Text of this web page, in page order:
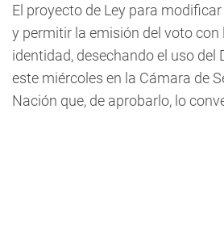
El proyecto de Ley para modificar
y permitir la emisión del voto con
identidad, desechando el uso del
este miércoles en la Cámara de
Nación que, de aprobarlo, lo